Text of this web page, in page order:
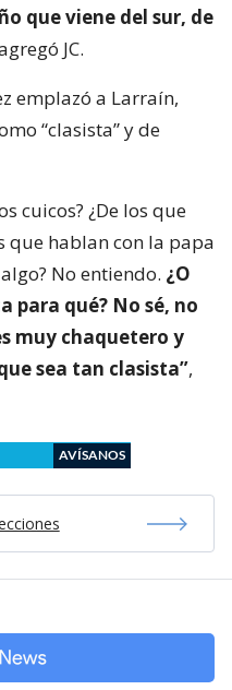
que viene del sur, de
JC.
emplazó a Larraín,
“clasista” y de
cuicos? ¿De los que
que hablan con la papa
No entiendo. ¿O
para qué? No sé, no
muy chaquetero y
sea tan clasista”,
AVÍSANOS